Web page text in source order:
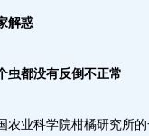
解惑
虫都没有反倒不正常
业科学院柑橘研究所的